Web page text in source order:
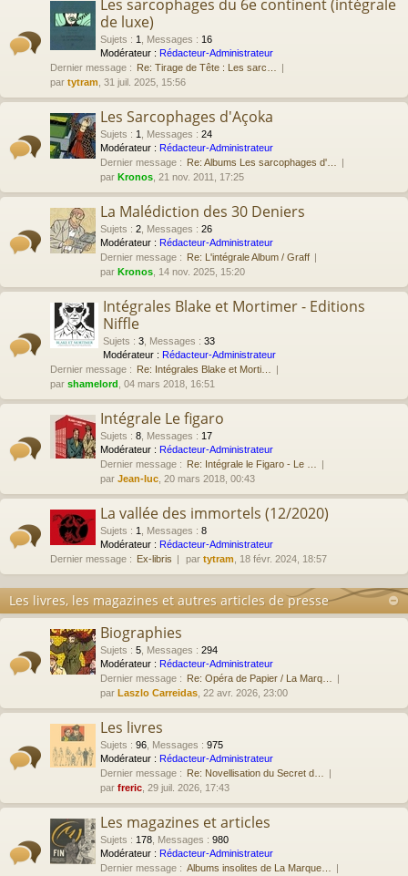
Les sarcophages du 6e continent (intégrale
de luxe)
Sujets : 1 Messages : 16
Modérateur : Rédacteur-Administrateur
Dernier message : Re: Tirage de Tête : Les sarc…
par tytram , 31 juil. 2025, 15:56
Les Sarcophages d'Açoka
Sujets : 1 Messages : 24
Modérateur : Rédacteur-Administrateur
Dernier message : Re: Albums Les sarcophages d'…
par Kronos , 21 nov. 2011, 17:25
La Malédiction des 30 Deniers
Sujets : 2 Messages : 26
Modérateur : Rédacteur-Administrateur
Dernier message : Re: L'intégrale Album / Graff
par Kronos , 14 nov. 2025, 15:20
Intégrales Blake et Mortimer - Editions
Niffle
Sujets : 3 Messages : 33
Modérateur : Rédacteur-Administrateur
Dernier message : Re: Intégrales Blake et Morti…
par shamelord , 04 mars 2018, 16:51
Intégrale Le figaro
Sujets : 8 Messages : 17
Modérateur : Rédacteur-Administrateur
Dernier message : Re: Intégrale le Figaro - Le …
par Jean-luc , 20 mars 2018, 00:43
La vallée des immortels (12/2020)
Sujets : 1 Messages : 8
Modérateur : Rédacteur-Administrateur
Dernier message : Ex-libris par tytram , 18 févr. 2024, 18:57
Les livres, les magazines et autres articles de presse
Biographies
Sujets : 5 Messages : 294
Modérateur : Rédacteur-Administrateur
Dernier message : Re: Opéra de Papier / La Marq…
par Laszlo Carreidas , 22 avr. 2026, 23:00
Les livres
Sujets : 96 Messages : 975
Modérateur : Rédacteur-Administrateur
Dernier message : Re: Novellisation du Secret d…
par freric , 29 juil. 2026, 17:43
Les magazines et articles
Sujets : 178 Messages : 980
Modérateur : Rédacteur-Administrateur
Dernier message : Albums insolites de La Marque…